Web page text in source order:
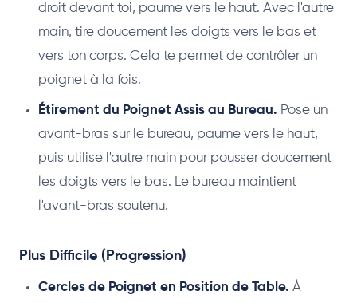
droit devant toi, paume vers le haut. Avec l'autre
main, tire doucement les doigts vers le bas et
vers ton corps. Cela te permet de contrôler un
poignet à la fois.
Étirement du Poignet Assis au Bureau. Pose un
avant-bras sur le bureau, paume vers le haut,
puis utilise l'autre main pour pousser doucement
les doigts vers le bas. Le bureau maintient
l'avant-bras soutenu.
Plus Difficile (Progression)
Cercles de Poignet en Position de Table. À